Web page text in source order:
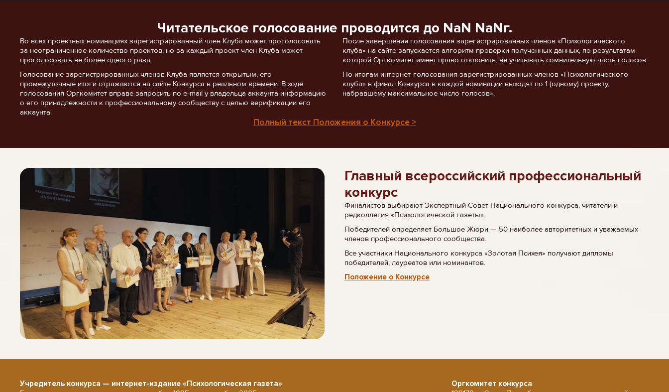
Читательское голосование проводится до NaN NaNг.
Во всех проектных номинациях зарегистрированный член Клуба может проголосовать
за неограниченное количество проектов, но за каждый проект член Клуба может
проголосовать не более одного раза.
Голосование зарегистрированных членов Клуба является открытым, его
промежуточные итоги отражаются на сайте Конкурса в реальном времени. В ходе
голосования Оргкомитет вправе запросить по e-mail у владельца аккаунта информацию
о его принадлежности к профессиональному сообществу с целью верификации его
аккаунта.
После завершения голосования зарегистрированных членов «Психологического
клуба» на сайте запускается алгоритм проверки полученных данных, по результатам
которой Оргкомитет имеет право отклонить, не учитывать сомнительную часть голосов.
По итогам интернет-голосования зарегистрированных членов «Психологического
клуба» в финал Конкурса в каждой номинации выходят по 1 (одному) проекту,
набравшему максимальное число голосов».
Полный текст Положения о Конкурсе >
Главный всероссийский профессиональный
конкурс
Финалистов выбирают Экспертный Совет Национального конкурса, читатели и
редколлегия «Психологической газеты».
Победителей определяет Большое Жюри — 50 наиболее авторитетных и уважаемых
членов профессионального сообщества.
Все участники Национального конкурса «Золотая Психея» получают дипломы
победителей, лауреатов или номинантов.
Положение о Конкурсе
Учредитель конкурса — интернет-издание «Психологическая газета»
Оргкомитет конкурса